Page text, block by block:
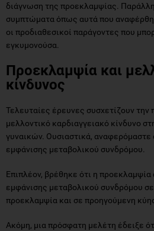
διάγνωση της προεκλαμψίας.
συμπτώματα όπως αυτά που
οι προδιαθεσικοί παράγοντες που
εγκυμονούσα.
Προεκλαμψία και
κίνδυνος
Τελευταίες έρευνες συσχετίζουν
μελλοντικό καρδιαγγειακό κίνδυνο
γυναικών. Ουσιαστικά, αναφερόμαστε
εμφάνισης μεταβολικού συνδρόμου.
Επιπλέον, βρέθηκε ότι η προεκλαμψία
εμφάνισης μεταβολικού συνδρόμου
προεκλαμψία και σε προηγούμενη
Ακόμη, μια πρόσφατη μελέτη έδειξε